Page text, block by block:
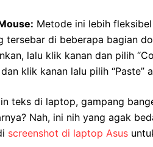
Metode ini lebih
tersebar di beberapa bagian
lalu klik kanan dan pilih
klik kanan lalu pilih “Paste”
teks di laptop, gampang
Nah, ini nih yang agak
screenshot di laptop Asus